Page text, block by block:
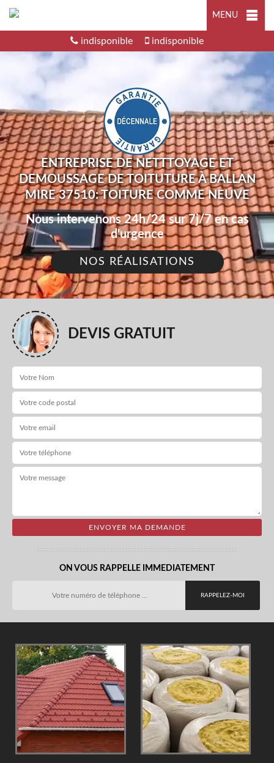
MENU
indisponible indisponible
ENTREPRISE DE NETTTOYAGE ET
DEMOUSSAGE DE TOITUTURE À BALLAN
MIRE 37510: TOITURE COMME NEUVE
Nous intervenons 24h/24 sur 7j/7 en cas
d'urgence
NOS RÉALISATIONS
DEVIS GRATUIT
ON VOUS RAPPELLE IMMEDIATEMENT